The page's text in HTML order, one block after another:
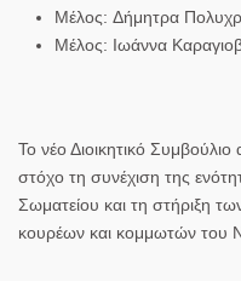
Μέλος: Δήμητρα
Μέλος: Ιωάννα
Το νέο Διοικητικό
στόχο τη συνέχιση της
Σωματείου και τη στήριξη
κουρέων και κομμωτών του